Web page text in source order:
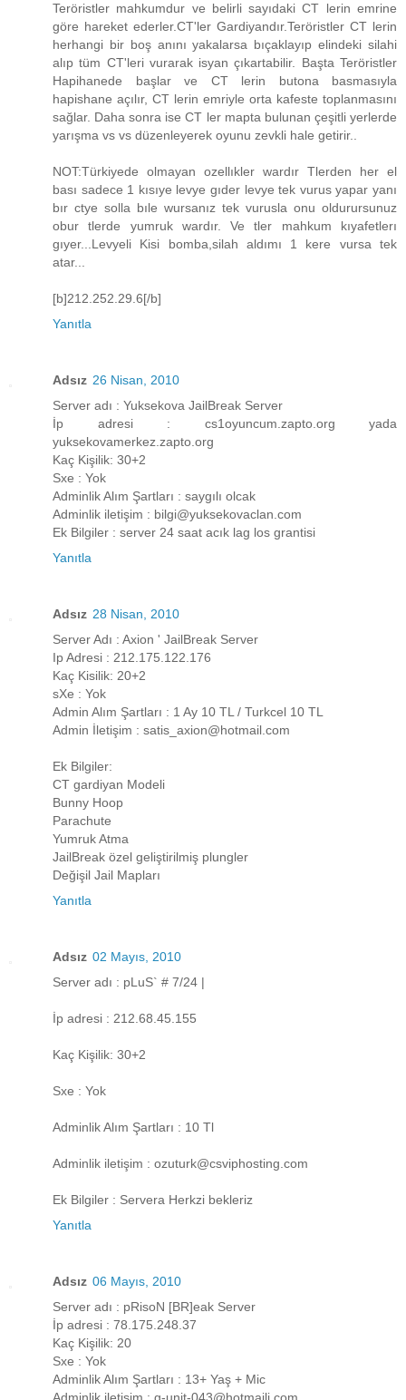
Teröristler mahkumdur ve belirli sayıdaki CT lerin emrine
göre hareket ederler.CT'ler Gardiyandır.Teröristler CT lerin
herhangi bir boş anını yakalarsa bıçaklayıp elindeki silahi
alıp tüm CT'leri vurarak isyan çıkartabilir. Başta Teröristler
Hapihanede başlar ve CT lerin butona basmasıyla
hapishane açılır, CT lerin emriyle orta kafeste toplanmasını
sağlar. Daha sonra ise CT ler mapta bulunan çeşitli yerlerde
yarışma vs vs düzenleyerek oyunu zevkli hale getirir..
NOT:Türkiyede olmayan ozellıkler wardır Tlerden her el
bası sadece 1 kısıye levye gıder levye tek vurus yapar yanı
bır ctye solla bıle wursanız tek vurusla onu oldurursunuz
obur tlerde yumruk wardır. Ve tler mahkum kıyafetlerı
gıyer...Levyeli Kisi bomba,silah aldımı 1 kere vursa tek
atar...
[b]212.252.29.6[/b]
Yanıtla
Adsız 26 Nisan, 2010
Server adı : Yuksekova JailBreak Server
İp adresi : cs1oyuncum.zapto.org yada
yuksekovamerkez.zapto.org
Kaç Kişilik: 30+2
Sxe : Yok
Adminlik Alım Şartları : saygılı olcak
Adminlik iletişim : bilgi@yuksekovaclan.com
Ek Bilgiler : server 24 saat acık lag los grantisi
Yanıtla
Adsız 28 Nisan, 2010
Server Adı : Axion ' JailBreak Server
Ip Adresi : 212.175.122.176
Kaç Kisilik: 20+2
sXe : Yok
Admin Alım Şartları : 1 Ay 10 TL / Turkcel 10 TL
Admin İletişim : satis_axion@hotmail.com
Ek Bilgiler:
CT gardiyan Modeli
Bunny Hoop
Parachute
Yumruk Atma
JailBreak özel geliştirilmiş plungler
Değişil Jail Mapları
Yanıtla
Adsız 02 Mayıs, 2010
Server adı : pLuS` # 7/24 |
İp adresi : 212.68.45.155
Kaç Kişilik: 30+2
Sxe : Yok
Adminlik Alım Şartları : 10 Tl
Adminlik iletişim : ozuturk@csviphosting.com
Ek Bilgiler : Servera Herkzi bekleriz
Yanıtla
Adsız 06 Mayıs, 2010
Server adı : pRisoN [BR]eak Server
İp adresi : 78.175.248.37
Kaç Kişilik: 20
Sxe : Yok
Adminlik Alım Şartları : 13+ Yaş + Mic